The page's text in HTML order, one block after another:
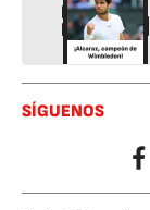
SÍGUENOS